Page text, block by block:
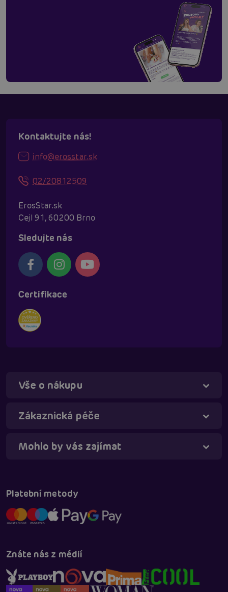
Kontaktujte nás!
info@erosstar.sk
02/20812509
ErosStar.sk
Cejl 91, 60200 Brno
Sledujte nás
Certifikace
Vše o nákupu
Zákaznická péče
Mohlo by vás zajímat
Platební metody
Znáte nás z médií
Táňa - virtuální asistentka